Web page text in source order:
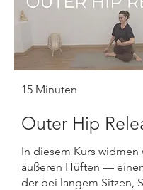
15 Minuten
Outer Hip
In diesem Kurs widmen
äußeren Hüften —
der bei langem Sitzen,